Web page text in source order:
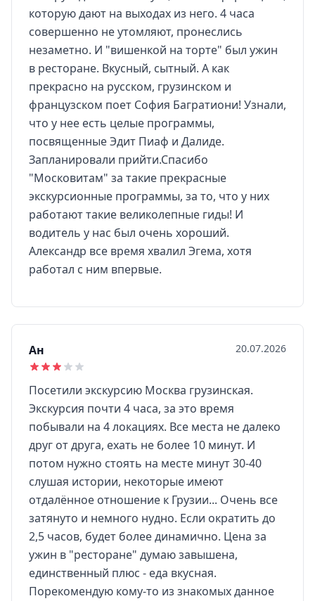
которую дают на выходах из него. 4 часа
совершенно не утомляют, пронеслись
незаметно. И "вишенкой на торте" был ужин
в ресторане. Вкусный, сытный. А как
прекрасно на русском, грузинском и
французском поет София Багратиони! Узнали,
что у нее есть целые программы,
посвященные Эдит Пиаф и Далиде.
Запланировали прийти.Спасибо
"Московитам" за такие прекрасные
экскурсионные программы, за то, что у них
работают такие великолепные гиды! И
водитель у нас был очень хороший.
Александр все время хвалил Эгема, хотя
работал с ним впервые.
Ан 20.07.2026
Посетили экскурсию Москва грузинская.
Экскурсия почти 4 часа, за это время
побывали на 4 локациях. Все места не далеко
друг от друга, ехать не более 10 минут. И
потом нужно стоять на месте минут 30-40
слушая истории, некоторые имеют
отдалённое отношение к Грузии... Очень все
затянуто и немного нудно. Если ократить до
2,5 часов, будет более динамично. Цена за
ужин в "ресторане" думаю завышена,
единственный плюс - еда вкусная.
Порекомендую кому-то из знакомых данное